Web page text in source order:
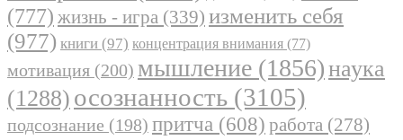
(777) жизнь - игра (339) изменить себя
(977) книги (97) концентрация внимания (77)
мотивация (200) мышление (1856)наука
(1288) осознанность (3105)
подсознание (198) притча (608) работа (278)